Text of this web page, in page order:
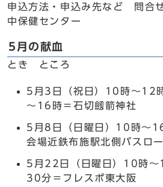
申込方法・申込み先など 問合
中保健センター
5月の献血
とき ところ
5月3日（祝日）10時～12
～16時＝石切劔箭神社
5月8日（日曜日）10時～
会場近鉄布施駅北側バスロ
5月22日（日曜日）10時
30分＝フレスポ東大阪